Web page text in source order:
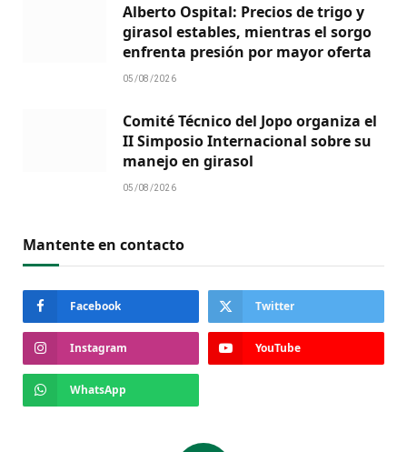
Alberto Ospital: Precios de trigo y
girasol estables, mientras el sorgo
enfrenta presión por mayor oferta
05/08/2026
Comité Técnico del Jopo organiza el
II Simposio Internacional sobre su
manejo en girasol
05/08/2026
Mantente en contacto
Facebook Twitter
Instagram YouTube
WhatsApp